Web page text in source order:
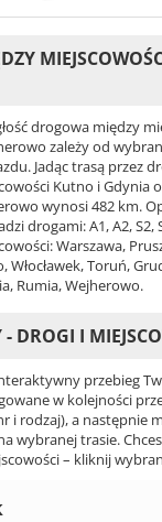
drogowa między
zależy od
Jadąc trasą przez
Kutno i Gdynia
wynosi 482 km.
drogami: A1, A2, S2,
Warszawa,
Włocławek, Toruń,
Rumia, Wejherowo.
- DROGI I
przebieg
w kolejności
i rodzaj), a następnie
wybranej trasie.
– kliknij